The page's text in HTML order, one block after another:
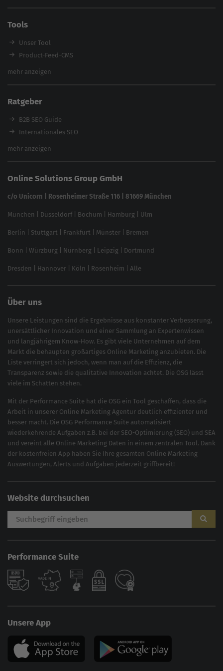
Enterprise SEO Agentur
Workshops
Tools
Unser Tool
Product-Feed-CMS
Website Analyse
Backlink-Check
Ladezeiten-Check
Brand Protection Tool
Website SEO Check
feed2content.ai
mehr anzeigen
Ratgeber
B2B SEO Guide
Internationales SEO
eCommerce SEO
In ChatGPT gefunden werden
Linkbuilding 2025
Local SEO
SEO für Online Shops
Brand Monitoring 2025
mehr anzeigen
Online Solutions Group GmbH
c/o Unicorn | Rosenheimer Straße 116 | 81669 München
München Düsseldorf| Bochum Hamburg Ulm
Berlin Stuttgart Frankfurt Münster Bremen
Bonn Würzburg Nürnberg Leipzig Dortmund
Dresden Hannover Köln Rosenheim Alle
Über uns
Unsere Leistungen sind die Ergebnisse aus konstanter Verbesserung,
unersättlicher Innovation und einer Sammlung an Expertenwissen
und langjährigem Know-How. Es gibt viele Unternehmen auf dem
Markt die behaupten großartiges Online Marketing anzubieten. Die
Liste verringert sich jedoch, wenn man auf die Effizienz, die
Transparenz sowie die qualitative Innovation achtet. Die OSG lässt
viele im Schatten stehen.
Mit der Performance Suite hat die OSG ein Tool geschaffen, dass die
Arbeit in unserer Online Marketing Agentur deutlich effizienter und
besser macht. Die OSG Performance Suite automatisiert
wiederkehrende Aufgaben z.B. bei der SEO-Optimierung (SEO) und SEA
und vereint alle Online Marketing Daten in einem zentralen Tool. Dank
der kostenfreien App haben Sie Ihre gesamten Online Marketing
Auswertungen, Alerts und Aufgaben jederzeit griffbereit!
Website durchsuchen
Performance Suite
Unsere App